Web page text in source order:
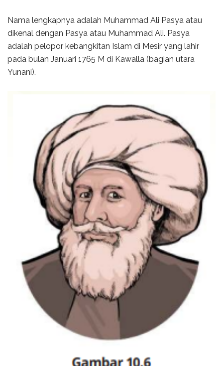
Nama lengkapnya adalah Muhammad Ali Pasya atau
dikenal dengan Pasya atau Muhammad Ali. Pasya
adalah pelopor kebangkitan Islam di Mesir yang lahir
pada bulan Januari 1765 M di Kawalla (bagian utara
Yunani).